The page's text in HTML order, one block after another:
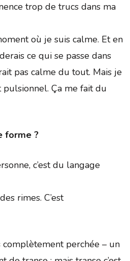
trop de trucs dans ma
où je suis calme. Et en
ce qui se passe dans
pas calme du tout. Mais je
pulsionnel. Ça me fait du
forme ?
c’est du langage
rimes. C’est
complètement perchée – un